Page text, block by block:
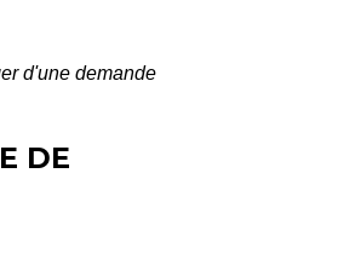
d'une demande
DE